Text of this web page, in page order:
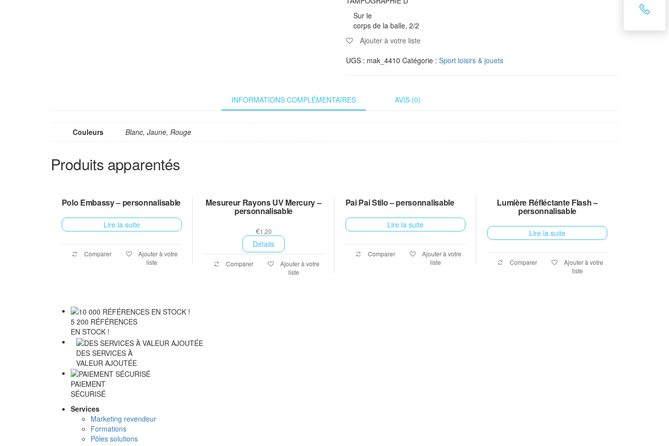
Sur le
corps de la balle, 2/2
Ajouter à votre liste
UGS : mak_4410 Catégorie : Sport loisirs & jouets
INFORMATIONS COMPLÉMENTAIRES AVIS (0)
Couleurs Blanc, Jaune, Rouge
Produits apparentés
Polo Embassy – personnalisable
Lire la suite
Comparer
Ajouter à votre
liste
Mesureur Rayons UV Mercury –
personnalisable
€1,20
Détails
Comparer
Ajouter à votre
liste
Pai Pai Stilo – personnalisable
Lire la suite
Comparer
Ajouter à votre
liste
Lumière Réfléctante Flash –
personnalisable
Lire la suite
Comparer
Ajouter à votre
liste
5 200 RÉFÉRENCES
EN STOCK !
DES SERVICES À
VALEUR AJOUTÉE
PAIEMENT
SÉCURISÉ
Services
Marketing revendeur
Formations
Pôles solutions